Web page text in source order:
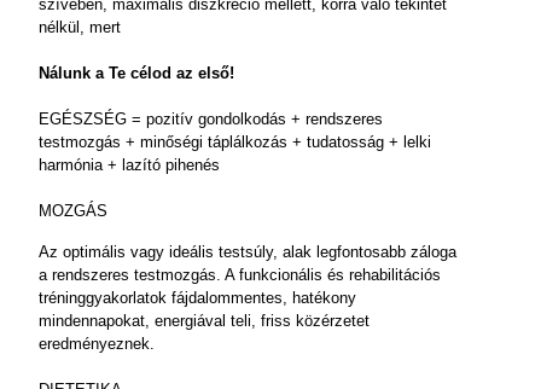
szívében, maximális diszkréció mellett, korra való tekintet
nélkül, mert
Nálunk a Te célod az első!
EGÉSZSÉG = pozitív gondolkodás + rendszeres
testmozgás + minőségi táplálkozás + tudatosság + lelki
harmónia + lazító pihenés
MOZGÁS
Az optimális vagy ideális testsúly, alak legfontosabb záloga
a rendszeres testmozgás. A funkcionális és rehabilitációs
tréninggyakorlatok fájdalommentes, hatékony
mindennapokat, energiával teli, friss közérzetet
eredményeznek.